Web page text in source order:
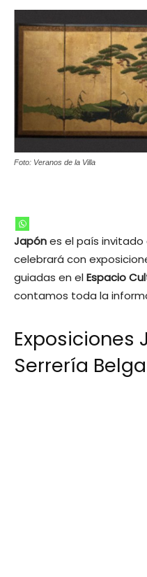
Foto: Veranos de la Villa
Japónes el país invitado
celebrará con
guiadas en elEspacio
contamos toda la
Exposiciones
Serrería Belga